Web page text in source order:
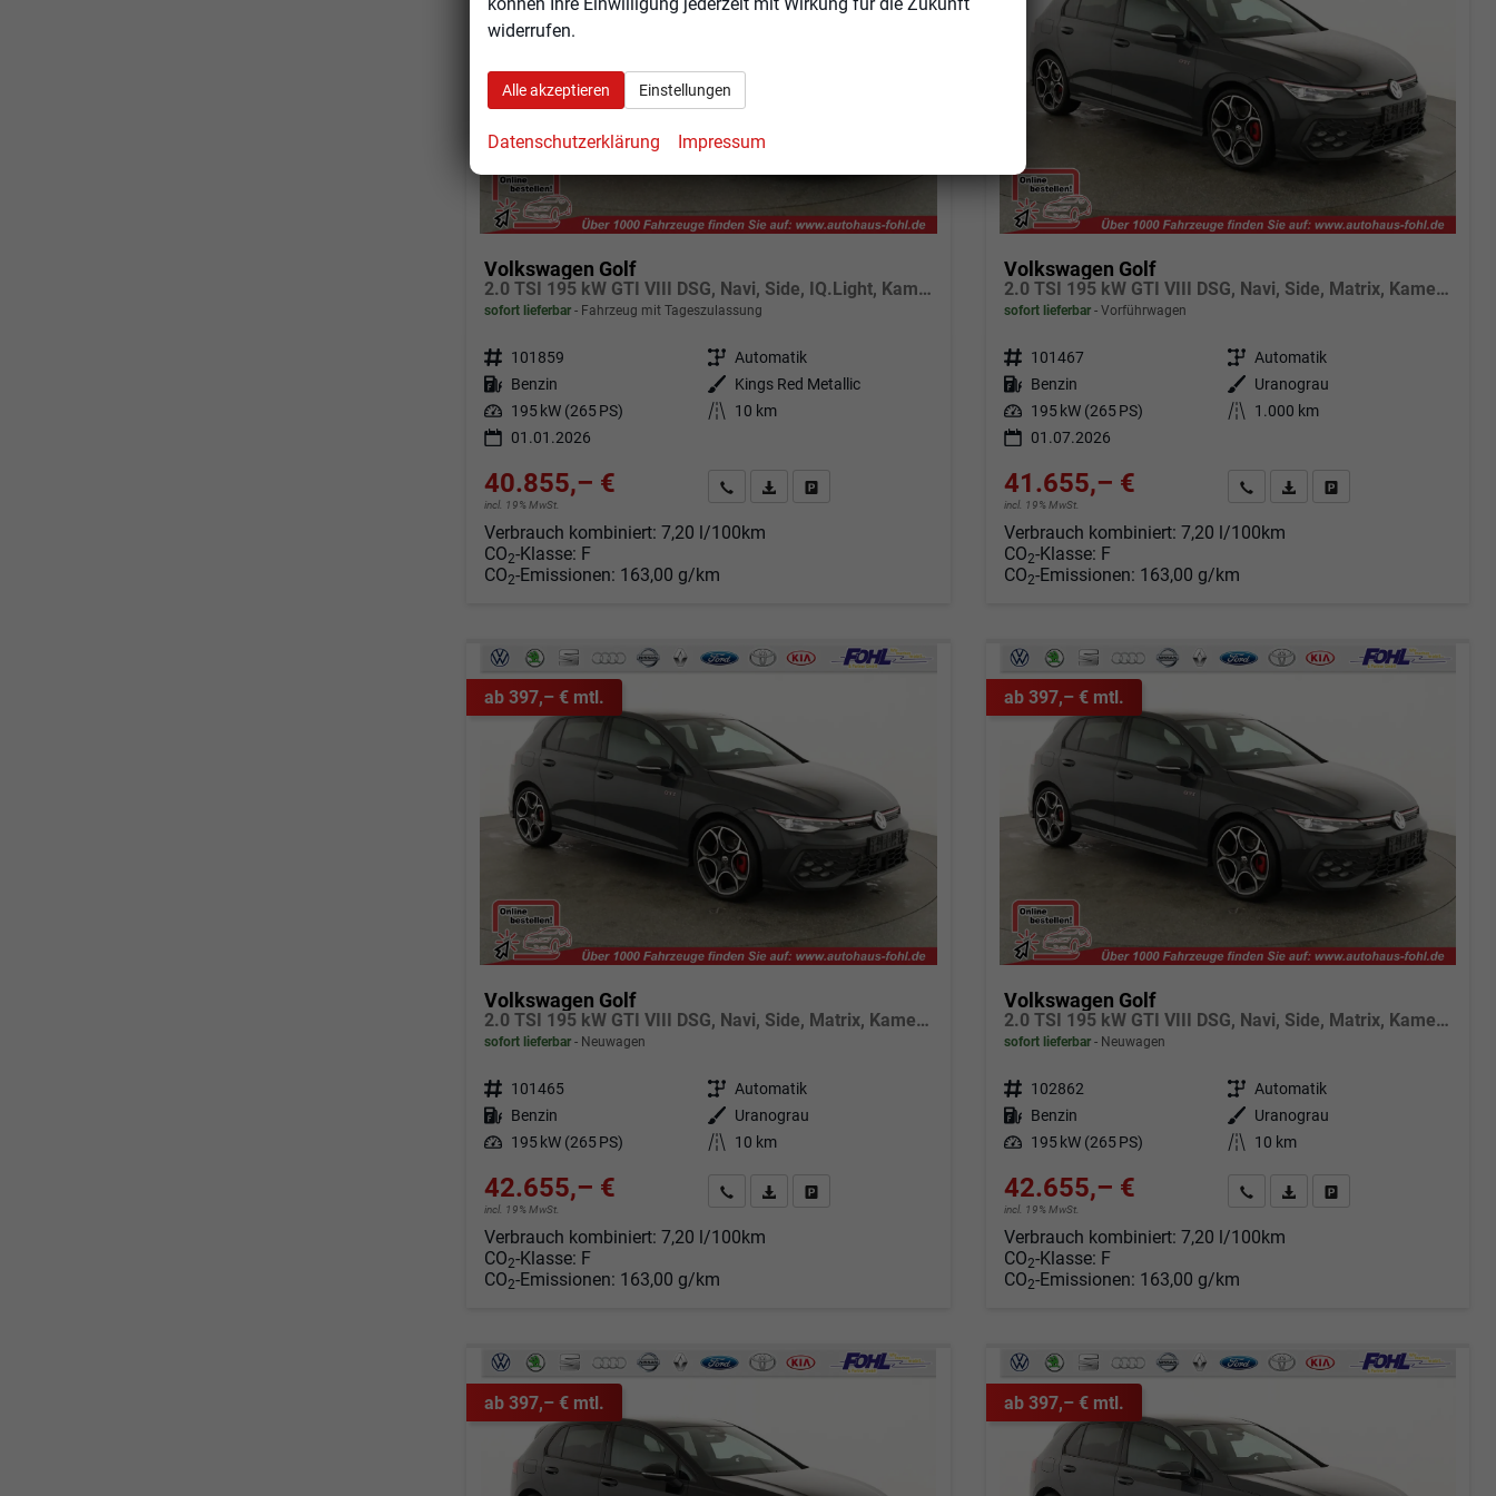
Volkswagen Golf
2.0 TSI 195 kW GTI VIII DSG, Navi, Side, IQ.Light, Kamera, Winter
sofort lieferbar Fahrzeug mit Tageszulassung
Fahrzeugnr. 101859 Getriebe Automatik
Kraftstoff Benzin Außenfarbe
Kings Red Metallic
Leistung 195 kW (265 PS) Kilometerstand
10 km
01.01.2026
40.855,– €
incl. 19% MwSt.
Angebot anfordern
Fahrzeugexpose (PDF)
Verbrauch kombiniert:7,20 l/100km
CO2-Klasse: F
CO2-Emissionen: 163,00 g/km
Volkswagen Golf
2.0 TSI 195 kW GTI VIII DSG, Navi, Side, Matrix, Kamera, Winter, 19-Zoll
sofort lieferbar Vorführwagen
Fahrzeugnr. 101467 Getriebe Automatik
Kraftstoff Benzin Außenfarbe
Uranograu
Leistung 195 kW (265 PS) Kilometerstand
1.000 km
01.07.2026
41.655,– €
incl. 19% MwSt.
Angebot anfordern
Fahrzeugexpose (PDF)
Fahrzeug parken
Verbrauch kombiniert: 7,20 l/100km
CO2-Klasse: F
CO2-Emissionen: 163,00 g/km
ab 397,– € mtl.
Volkswagen Golf
2.0 TSI 195 kW GTI VIII DSG, Navi, Side, Matrix, Kamera, Winter, 19-Zoll
sofort lieferbar Neuwagen
Fahrzeugnr. 101465 Getriebe Automatik
Kraftstoff Benzin Außenfarbe
Uranograu
Leistung 195 kW (265 PS) Kilometerstand 10 km
42.655,– €
incl. 19% MwSt.
Angebot anfordern
Fahrzeugexpose (PDF)
Verbrauch kombiniert:7,20 l/100km
CO2-Klasse: F
CO2-Emissionen: 163,00 g/km
ab 397,– € mtl.
Volkswagen Golf
2.0 TSI 195 kW GTI VIII DSG, Navi, Side, Matrix, Kamera, Winter, 19-Zoll
sofort lieferbar Neuwagen
Fahrzeugnr. 102862 Getriebe Automatik
Kraftstoff Benzin Außenfarbe
Uranograu
Leistung 195 kW (265 PS) Kilometerstand 10 km
42.655,– €
incl. 19% MwSt.
Angebot anfordern
Fahrzeugexpose (PDF)
Fahrzeug parken
Verbrauch kombiniert: 7,20 l/100km
CO2-Klasse: F
CO2-Emissionen: 163,00 g/km
ab 397,– € mtl. ab 397,– € mtl.
widerrufen.
Alle akzeptieren Einstellungen
Datenschutzerklärung Impressum